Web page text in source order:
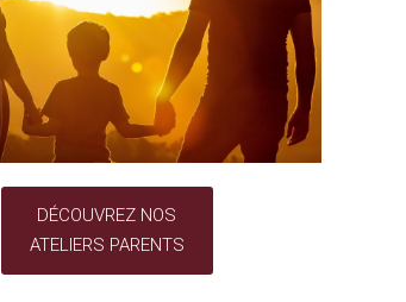
DÉCOUVREZ NOS
ATELIERS PARENTS